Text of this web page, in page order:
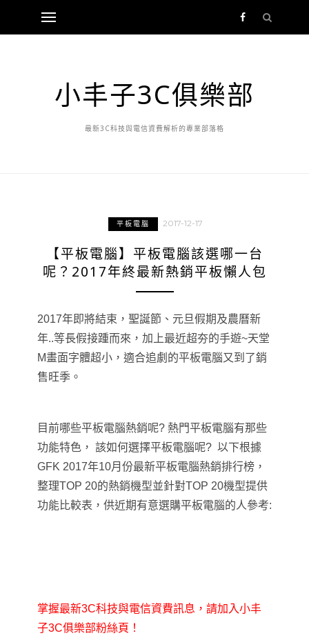
小丰子3C俱樂部
最新3C科技與電信資費解析的專業部落格
平板電腦 2017-12-17
【平板電腦】平板電腦該選哪一台
呢？2017年終最新熱銷平板懶人包
2017年即將結束，聖誕節、元旦假期及農曆新
年..等長假接踵而來，加上最近超夯的手遊~天堂
M畫面字體超小，適合追劇的平板電腦又到了銷
售旺季。
目前哪些平板電腦熱銷呢? 熱門平板電腦有那些
功能特色， 該如何選擇平板電腦呢? 以下根據
GFK 2017年10月份最新平板電腦熱銷排行榜，
整理TOP 20的熱銷機型並針對TOP 20機型提供
功能比較表，供近期有意選購平板電腦的人參考:
掌握最新3C科技與電信資費訊息，請加入小丰
子3C俱樂部粉絲頁！